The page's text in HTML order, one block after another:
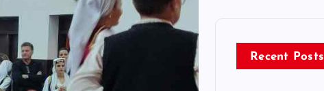
Recent Posts